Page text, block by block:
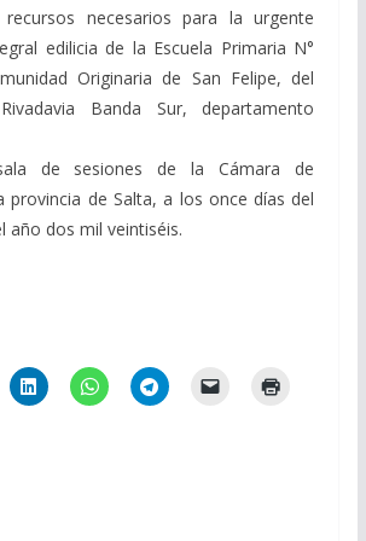
necesarios para la urgente
edilicia de la Escuela Primaria N°
Originaria de San Felipe, del
Banda Sur, departamento
de sesiones de la Cámara de
provincia de Salta, a los once días del
año dos mil veintiséis.